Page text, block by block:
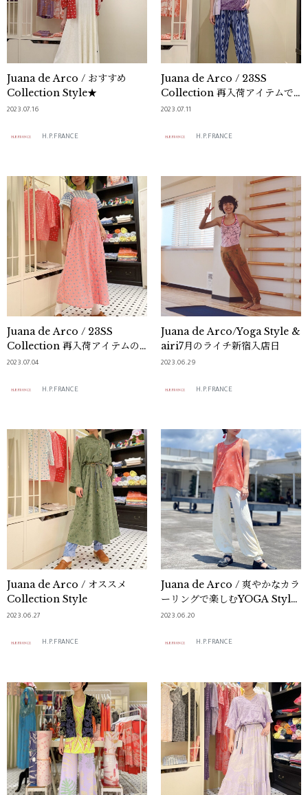
Juana de Arco / おすすめ
Collection Style★
2023.07.16
H.P.FRANCE
Juana de Arco / 23SS
Collection 再入荷アイテムで
コーディネート♪
2023.07.11
H.P.FRANCE
Juana de Arco / 23SS
Collection 再入荷アイテムの
ご紹介♪
2023.07.04
H.P.FRANCE
Juana de Arco/Yoga Style &
airi7月のライチ新宿入店日
2023.06.29
H.P.FRANCE
Juana de Arco / オススメ
Collection Style
2023.06.27
H.P.FRANCE
Juana de Arco / 爽やかなカラ
ーリングで楽しむYOGA Style
のご紹介☀
2023.06.20
H.P.FRANCE